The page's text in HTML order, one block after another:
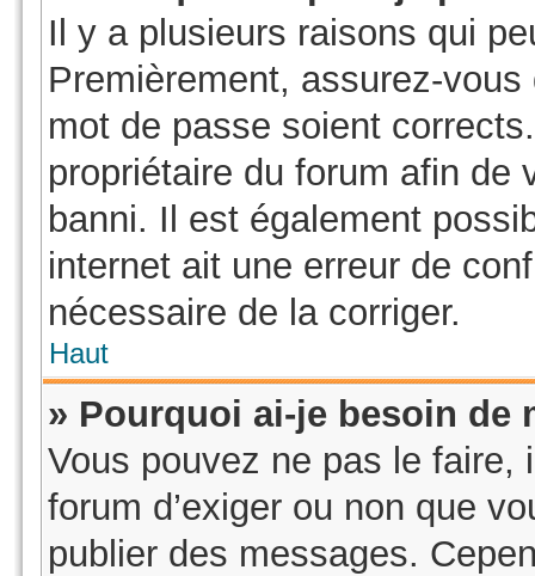
Il y a plusieurs raisons qui
Premièrement, assurez-
mot de passe soient
propriétaire du forum afin de
banni. Il est également
internet ait une erreur de
nécessaire de la corriger.
Haut
» Pourquoi ai-je besoin de
Vous pouvez ne pas le faire,
forum d’exiger ou non que
publier des messages.